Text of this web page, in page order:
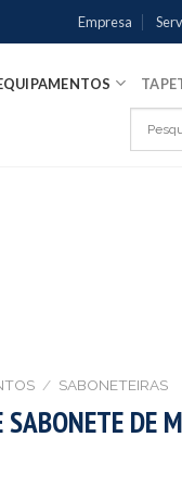
Empresa
/ SABONETEIRAS
SABONETE DE